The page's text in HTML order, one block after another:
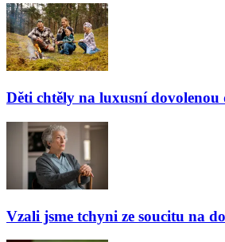
Děti chtěly na luxusní
Vzali jsme tchyni ze soucitu na